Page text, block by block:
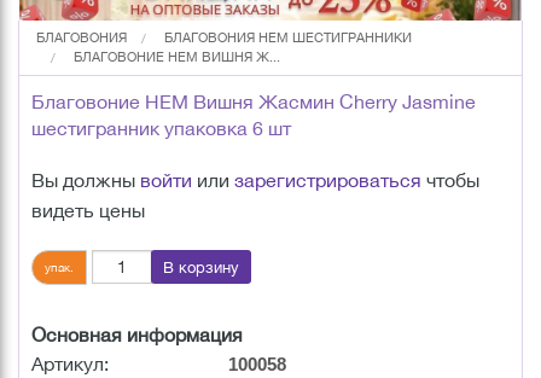
БЛАГОВОНИЯ
БЛАГОВОНИЯ HEM ШЕСТИГРАННИКИ
БЛАГОВОНИЕ HEM ВИШНЯ Ж...
Благовоние HEM Вишня Жасмин Cherry Jasmine
шестигранник упаковка 6 шт
Вы должны войти или зарегистрироваться чтобы
видеть цены
упак. В корзину
Основная информация
Артикул:
100058